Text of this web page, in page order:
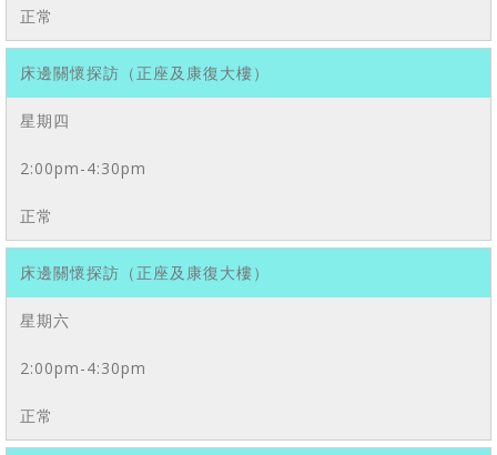
正常
床邊關懷探訪（正座及康復大樓）
星期四
2:00pm-4:30pm
正常
床邊關懷探訪（正座及康復大樓）
星期六
2:00pm-4:30pm
正常